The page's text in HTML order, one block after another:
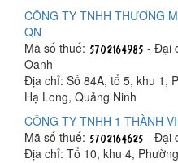
CÔNG TY TNHH THƯƠNG
QN
Mã số thuế:
- Đại
Oanh
Địa chỉ: Số 84A, tổ 5, khu 1,
Hạ Long, Quảng Ninh
CÔNG TY TNHH 1 THÀNH
Mã số thuế:
- Đại
Địa chỉ: Tổ 10, khu 4,